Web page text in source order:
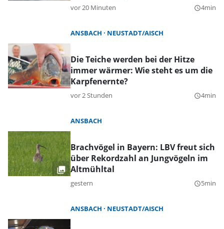
vor 20 Minuten query_builder4min
ANSBACH NEUSTADT/AISCH
Die Teiche werden bei der Hitze
immer wärmer: Wie steht es um die
Karpfenernte?
vor 2 Stunden query_builder4min
ANSBACH
Brachvögel in Bayern: LBV freut sich
über Rekordzahl an Jungvögeln im
Altmühltal
gestern query_builder5min
ANSBACH NEUSTADT/AISCH